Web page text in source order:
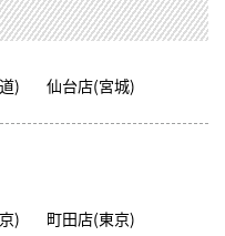
) 仙台店(宮城)
)
町田店(東京)